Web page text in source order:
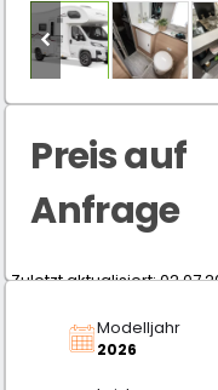
Preis auf
Anfrage
Zuletzt aktualisiert:
Modelljahr
2026